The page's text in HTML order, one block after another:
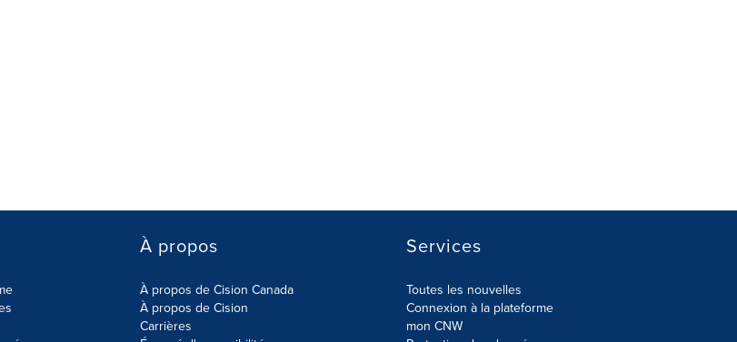
À propos
À propos de Cision Canada
À propos de Cision
Carrières
Services
Toutes les nouvelles
Connexion à la plateforme
mon CNW